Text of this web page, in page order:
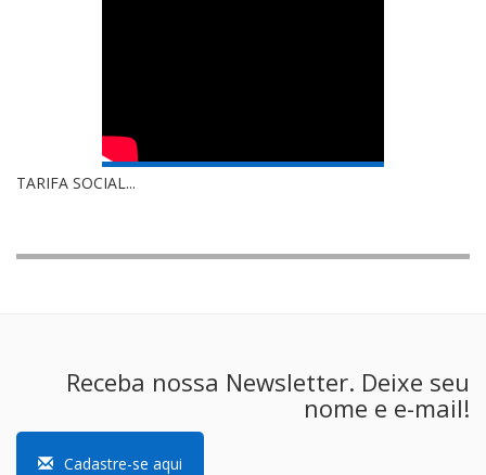
TARIFA SOCIAL...
Receba nossa Newsletter. Deixe seu
nome e e-mail!
Cadastre-se aqui